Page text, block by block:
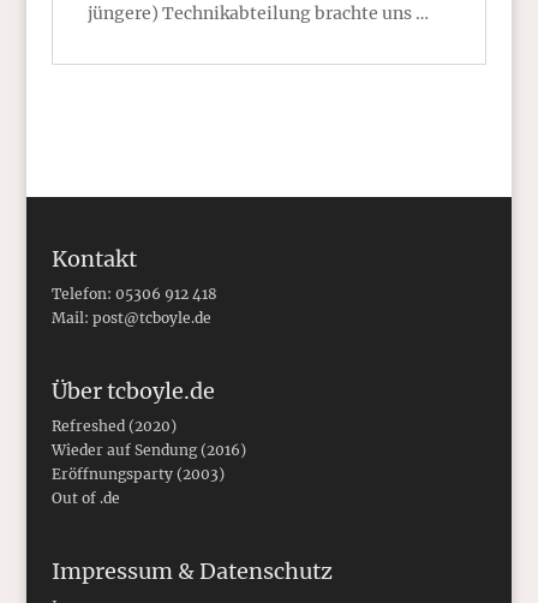
jüngere) Technikabteilung brachte uns …
Kontakt
Telefon: 05306 912 418
Mail: post@tcboyle.de
Über tcboyle.de
Refreshed (2020)
Wieder auf Sendung (2016)
Eröffnungsparty (2003)
Out of .de
Impressum & Datenschutz